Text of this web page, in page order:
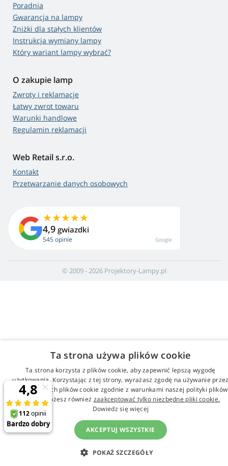
Poradnia
Gwarancja na lampy
Zniżki dla stałych klientów
Instrukcja wymiany lampy
Który wariant lampy wybrać?
O zakupie lamp
Zwroty i reklamacje
Łatwy zwrot towaru
Warunki handlowe
Regulamin reklamacji
Web Retail s.r.o.
Kontakt
Przetwarzanie danych osobowych
4,9 gwiazdki
545 opinie Google
© 2009 - 2026 Projektory-Lampy.pl
Ta strona używa plików cookie
Ta strona korzysta z plików cookie, aby zapewnić lepszą wygodę
użytkowania. Korzystając z tej strony, wyrażasz zgodę na używanie
nas wszystkich plików cookie zgodnie z warunkami naszej polityki plików
cookie. Możesz również zaakceptować tylko niezbędne pliki cookie.
Dowiedz się więcej
AKCEPTUJ WSZYSTKIE
POKAŻ SZCZEGÓŁY